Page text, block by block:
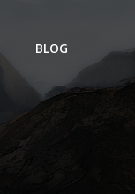
BLOG